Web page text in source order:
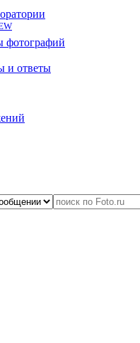
и ответы